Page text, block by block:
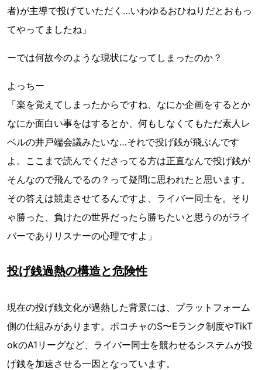
者)が主導で投げていただく…いわゆるおひねりだとおもっ
てやってましたね」
ーでは何故今のような現状になってしまったのか？
よっちー
「楽を覚えてしまったからですね、なにか企画をするとか
なにか面白い事をはするとか、何もしなくてもただ素人レ
ベルの井戸端会議みたいな…それで投げ銭が飛ぶんです
よ。ここまで読んでくださってる方は正直なんで投げ銭が
そんなので飛んでるの？って疑問に思われたと思います。
その答えは競走させてるんですよ、ライバー同士を。そり
ゃ勝った、負けたの世界だったら勝ちたいと思うのがライ
バーでありリスナーの心理ですよ」
投げ銭過熱の構造と危険性
現在の投げ銭文化が過熱した背景には、プラットフォーム
側の仕組みがあります。ポコチャのS〜Eランク制度やTikT
okのA1リーグなど、ライバー同士を競わせるシステムが投
げ銭を加速させる一因となっています。